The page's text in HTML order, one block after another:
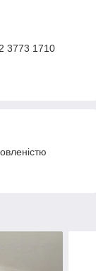
3773 1710